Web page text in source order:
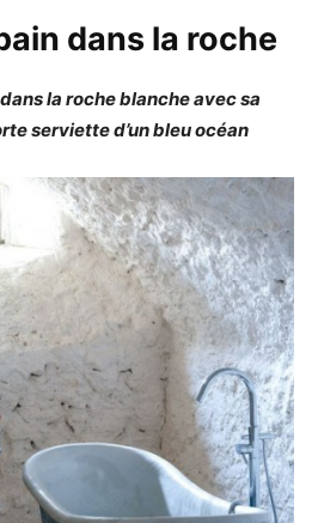
dans la roche
la roche blanche avec sa
serviette d’un bleu océan